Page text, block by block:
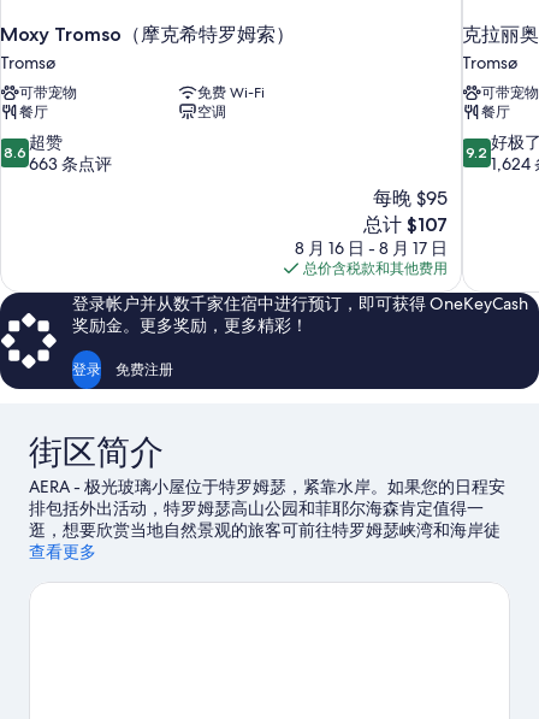
Moxy Tromso（摩克希特罗姆索）
Tromsø
可带宠物
免费 Wi-Fi
餐厅
空调
8.6
分，
663
条
点
评
8.6 超赞
663 条点评
每晚 $95
新
价
格
$107
总计 $107
8 月 16 日 - 8 月 17 日
总价含税款和其他费用
克拉丽
Tromsø
可带宠物
餐厅
9.2
分，
了，
1,624
9.2 好极
1,624
登录帐户并从数千家住宿中进行预订，即可获得 OneKeyCash
奖励金。更多奖励，更多精彩！
登录 免费注册
街区简介
AERA - 极光玻璃小屋位于特罗姆瑟，紧靠水岸。如果您的日程安
排包括外出活动，特罗姆瑟高山公园和菲耶尔海森肯定值得一
逛，想要欣赏当地自然景观的旅客可前往特罗姆瑟峡湾和海岸徒
步。Polar-Alpine Botanical Gardens (极地高山植物园)和特罗姆
出体验周边的水域，或者就近选择骑马，体验冒险之旅。
查看更多